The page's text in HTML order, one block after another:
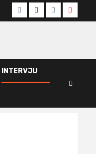
Facebook
TwitterInstagram
INTERVJU